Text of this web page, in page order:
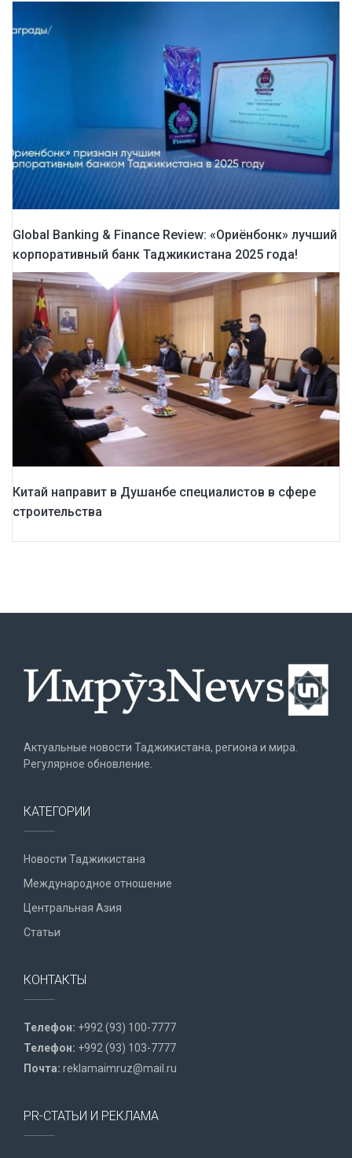
Global Banking & Finance Review: «Ориёнбонк» лучший
корпоративный банк Таджикистана 2025 года!
Китай направит в Душанбе специалистов в сфере
строительства
Актуальные новости Таджикистана, региона и мира.
Регулярное обновление.
КАТЕГОРИИ
Новости Таджикистана
Международное отношение
Центральная Азия
Статьи
КОНТАКТЫ
Телефон: +992 (93) 100-7777
Телефон: +992 (93) 103-7777
Почта: reklamaimruz@mail.ru
PR-СТАТЬИ И РЕКЛАМА